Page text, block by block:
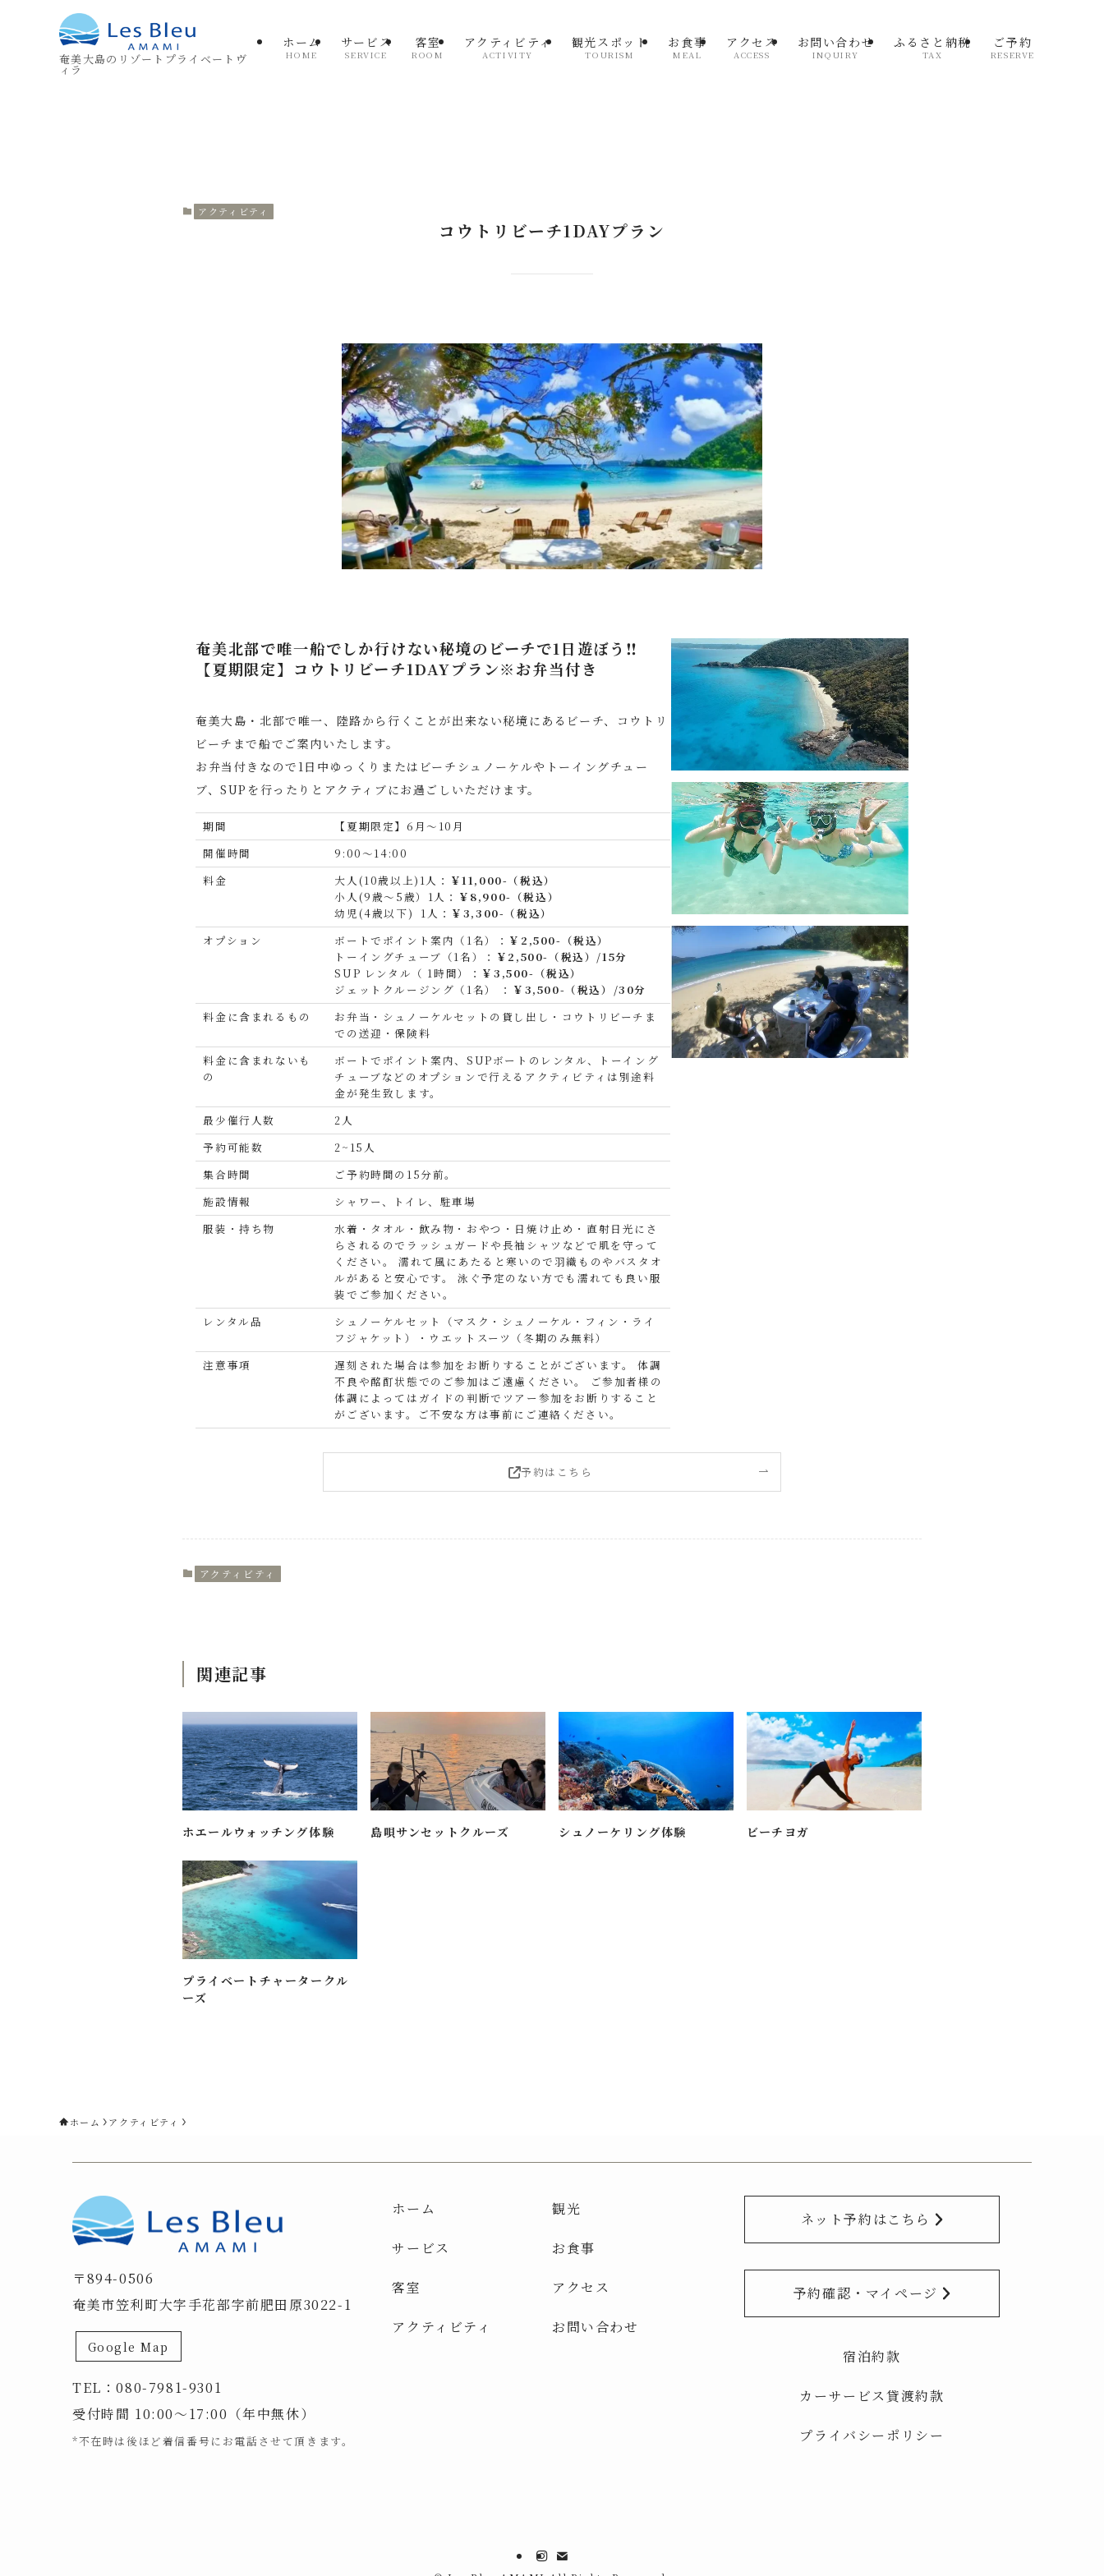
奄美大島のリゾートプライベートヴ
ィラ
ホーム
HOME
サービス
SERVICE
客室
ROOM
アクティビティ
ACTIVITY
観光スポット
TOURISM
お食事
MEAL
アクセス
ACCESS
お問い合わせ
INQUIRY
ふるさと納税
TAX
ご予約
RESERVE
アクティビティ
コウトリビーチ1DAYプラン
奄美北部で唯一船でしか行けない秘境のビーチで1日遊ぼう‼️
【夏期限定】コウトリビーチ1DAYプラン※お弁当付き
奄美大島・北部で唯一、陸路から行くことが出来ない秘境にあるビーチ、コウトリ
ビーチまで船でご案内いたします。
お弁当付きなので1日中ゆっくりまたはビーチシュノーケルやトーイングチュー
ブ、SUPを行ったりとアクティブにお過ごしいただけます。
期間
【夏期限定】6月〜10月
開催時間
9:00～14:00
料金
大人(10歳以上)1人： ￥11,000-（税込）
小人(9歳〜5歳）1人： ￥8,900-（税込）
幼児(4歳以下) 1人： ￥3,300-（税込）
オプション
ボートでポイント案内（1名）： ￥2,500-（税込）
トーイングチューブ（1名）： ￥2,500-（税込）/15分
SUP レンタル（ 1時間）： ￥3,500-（税込）
ジェットクルージング（1名） ： ￥3,500- （税込） /30分
料金に含まれるもの
お弁当・シュノーケルセットの貸し出し・コウトリビーチま
での送迎・保険料
料金に含まれないも
の
ボートでポイント案内、SUPボートのレンタル、トーイング
チューブなどのオプションで行えるアクティビティは別途料
金が発生致します。
最少催行人数
2人
予約可能数
2~15人
集合時間
ご予約時間の15分前。
施設情報
シャワー、トイレ、駐車場
服装・持ち物
水着・タオル・飲み物・おやつ・日焼け止め・直射日光にさ
らされるのでラッシュガードや長袖シャツなどで肌を守って
ください。 濡れて風にあたると寒いので羽織ものやバスタオ
ルがあると安心です。 泳ぐ予定のない方でも濡れても良い服
装でご参加ください。
レンタル品
シュノーケルセット（マスク・シュノーケル・フィン・ライ
フジャケット）・ウエットスーツ（冬期のみ無料）
注意事項
遅刻された場合は参加をお断りすることがございます。 体調
不良や酩酊状態でのご参加はご遠慮ください。 ご参加者様の
体調によってはガイドの判断でツアー参加をお断りすること
がございます。ご不安な方は事前にご連絡ください。
予約はこちら
アクティビティ
関連記事
ホエールウォッチング体験 島唄サンセットクルーズ シュノーケリング体験 ビーチヨガ
プライベートチャータークル
ーズ
ホーム アクティビティ
〒894-0506
奄美市笠利町大字手花部字前肥田原3022-1
Google Map
TEL：080-7981-9301
受付時間 10:00～17:00（年中無休）
*不在時は後ほど着信番号にお電話させて頂きます。
ホーム
サービス
客室
アクティビティ
観光
お食事
アクセス
お問い合わせ
ネット予約はこちら
予約確認・マイページ
宿泊約款
カーサービス貸渡約款
プライバシーポリシー